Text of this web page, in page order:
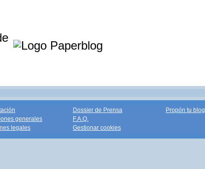
generales
legales
Dossier de Prensa
F.A.Q.
Gestionar cookies
Propón tu blog